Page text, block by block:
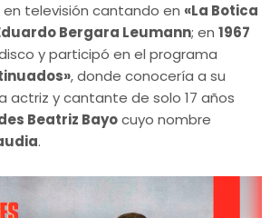
televisión cantando en «La Botica
Bergara Leumann; en 1967
y participó en el programa
, donde conocería a su
actriz y cantante de solo 17 años
Beatriz Bayocuyo nombre
.